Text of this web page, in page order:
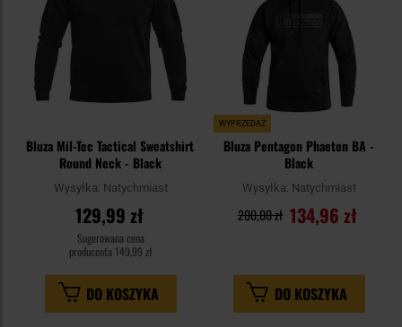
Bluza Mil-Tec Tactical Sweatshirt
Round Neck - Black
Wysyłka: Natychmiast
129,99 zł
Sugerowana cena
producenta 149,99 zł
DO KOSZYKA
WYPRZEDAŻ
Bluza Pentagon Phaeton BA -
Black
Wysyłka: Natychmiast
134,96 zł
200,00 zł
DO KOSZYKA